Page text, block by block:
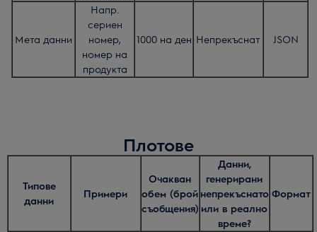
Мета данни
Напр.
сериен
номер,
номер на
продукта
1000 на ден Непрекъснат JSON
Плотове
Типове
данни
Примери
Очакван
обем (брой
съобщения)
Данни,
генерирани
непрекъснато
или в реално
време?
Формат